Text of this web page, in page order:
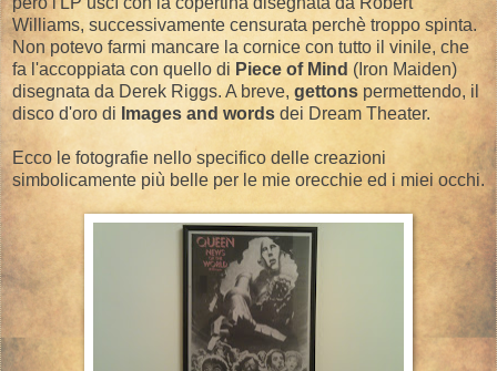
Williams, successivamente censurata perchè troppo spinta.
Non potevo farmi mancare la cornice con tutto il vinile, che
fa l'accoppiata con quello di Piece of Mind (Iron Maiden)
disegnata da Derek Riggs. A breve, gettons permettendo, il
disco d'oro di Images and words dei Dream Theater.
Ecco le fotografie nello specifico delle creazioni
simbolicamente più belle per le mie orecchie ed i miei occhi.